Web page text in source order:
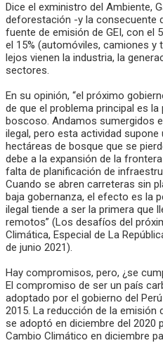
Dice el exministro del Ambiente,
deforestación -y la consecuente
fuente de emisión de GEI, con el
el 15% (automóviles, camiones y
lejos vienen la industria, la
sectores.
En su opinión, “el próximo
de que el problema principal es
boscoso. Andamos sumergidos
ilegal, pero esta actividad
hectáreas de bosque que se
debe a la expansión de la
falta de planificación de
Cuando se abren carreteras sin
baja gobernanza, el efecto es la
ilegal tiende a ser la primera que
remotos” (Los desafíos del
Climática, Especial de La
de junio 2021).
Hay compromisos, pero, ¿se
El compromiso de ser un país
adoptado por el gobierno del
2015. La reducción de la emisión
se adoptó en diciembre del 2020
Cambio Climático en diciembre